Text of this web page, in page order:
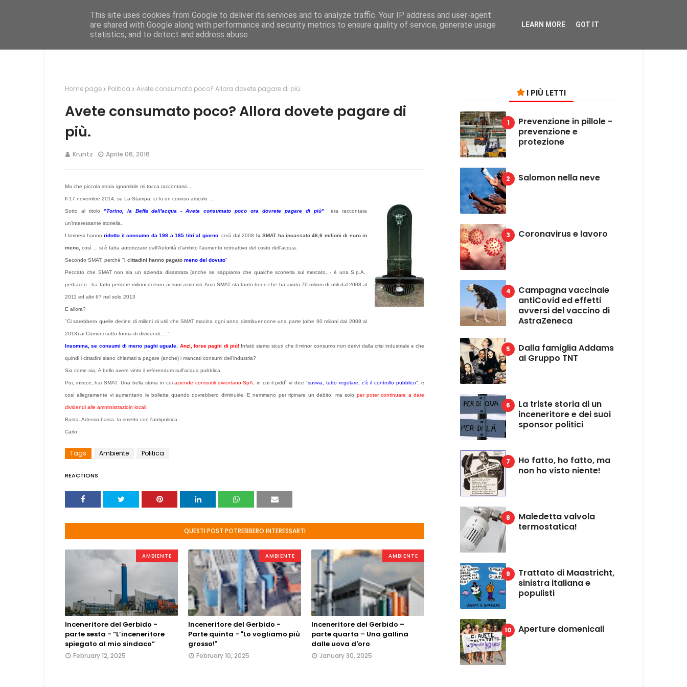
Home Caratteristiche Mega Menu Documentation
Home page Politica Avete consumato poco? Allora dovete pagare di più.
Avete consumato poco? Allora dovete pagare di
più.
Kruntz Aprile 06, 2016
Ma che piccola storia ignombile mi tocca raccontarvi....
Il 17 novembre 2014, su La Stampa, ci fu un curioso articolo ... .
Sotto al titolo "Torino, la Beffa dell'acqua - Avete consumato poco ora dovrete pagare di più" era raccontata
un'interessante storiella.
I torinesi hannoridotto il consumo da 198 a 185 litri al giorno, così dal 2008 la SMAT ha incassato 46,6 milioni di euro in
meno, così ... si è fatta autorizzare dall'Autorità d'ambito l'aumento retroattivo del costo dell'acqua.
Secondo SMAT, perché "i cittadini hanno pagato meno del dovuto"
Peccato che SMAT non sia un azienda disastrata (anche se sappiamo che qualche scorreria sul mercato, - è una S.p.A.,
perbacco - ha fatto perdere milioni di euro ai suoi azionisti. Anzi SMAT sta tanto bene che ha avuto 70 milioni di utili dal 2008 al
2011 ed altri 67 nel solo 2013
E allora?
"Ci sarebbero quelle decine di milioni di utili che SMAT macina ogni anno distribuendone una parte (oltre 60 milioni dal 2008 al
2013) ai Comuni sotto forma di dividendi....."
Insomma, se consumi di meno paghi uguale. Anzi, forse paghi di più! Infatti siamo sicuri che il minor consumo non derivi dalla crisi industriale e che
quindi i cittadini siano chiamati a pagare (anche) i mancati consumi dell'industria?
Sia come sia, è bello avere vinto il referendum sull'acqua pubblica.
Poi, invece, hai SMAT. Una bella storia in cuiaziende consortili diventano SpA , in cui il piddì vi dice "suvvia, tutto regolare, c'è il controllo pubblico", e
così allegramente vi aumentano le bollette quando dovrebbero diminuirle. E nemmeno per ripinare un debito, ma solo per poter continuare a dare
dividendi alle amministrazioin locali.
Basta. Adesso basta. la smetto con l'antipolitica
Carlo
Tags Ambiente Politica
REACTIONS
QUESTI POST POTREBBERO INTERESSARTI
AMBIENTE
Inceneritore del Gerbido -
parte sesta - “L’inceneritore
spiegato al mio sindaco”
February 12, 2025
AMBIENTE
Inceneritore del Gerbido -
Parte quinta - "Lo vogliamo più
grosso!"
February 10, 2025
AMBIENTE
Inceneritore del Gerbido –
parte quarta – Una gallina
dalle uova d'oro
January 30, 2025
I PIÙ LETTI
Prevenzione in pillole -
prevenzione e
protezione
Salomon nella neve
Coronavirus e lavoro
Campagna vaccinale
antiCovid ed effetti
avversi del vaccino di
AstraZeneca
Dalla famiglia Addams
al Gruppo TNT
La triste storia di un
inceneritore e dei suoi
sponsor politici
Ho fatto, ho fatto, ma
non ho visto niente!
Maledetta valvola
termostatica!
Trattato di Maastricht,
sinistra italiana e
populisti
Aperture domenicali
This site uses cookies from Google to deliver its services and to analyze traffic. Your IP address and user-agent
are shared with Google along with performance and security metrics to ensure quality of service, generate usage
statistics, and to detect and address abuse.
LEARN MORE GOT IT